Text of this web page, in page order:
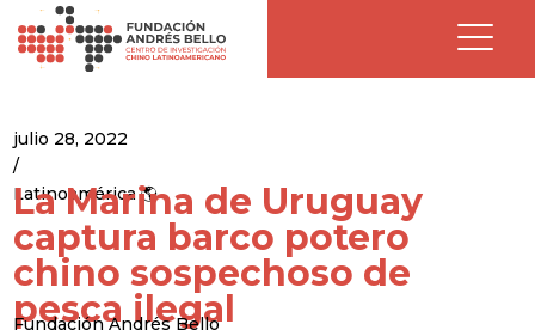
julio 28, 2022
/
Latinoamérica 🌎
La Marina de Uruguay
captura barco potero
chino sospechoso de
pesca ilegal
Fundación Andrés Bello